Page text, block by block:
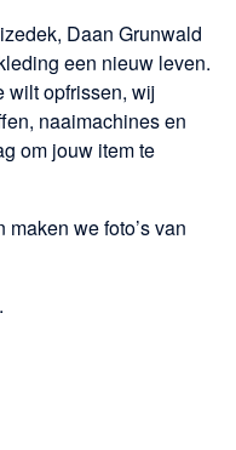
Daan Grunwald
een nieuw leven.
wilt opfrissen, wij
naaimachines en
om jouw item te
we foto’s van